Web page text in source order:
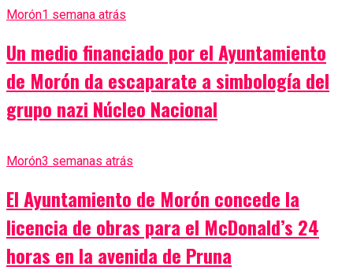
Morón1 semana atrás
Un medio financiado por el Ayuntamiento
de Morón da escaparate a simbología del
grupo nazi Núcleo Nacional
Morón3 semanas atrás
El Ayuntamiento de Morón concede la
licencia de obras para el McDonald’s 24
horas en la avenida de Pruna